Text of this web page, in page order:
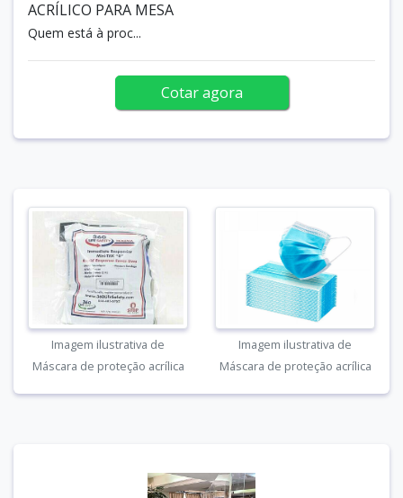
ACRÍLICO PARA MESA
Quem está à proc...
Cotar agora
Imagem ilustrativa de
Máscara de proteção acrílica
Imagem ilustrativa de
Máscara de proteção acrílica